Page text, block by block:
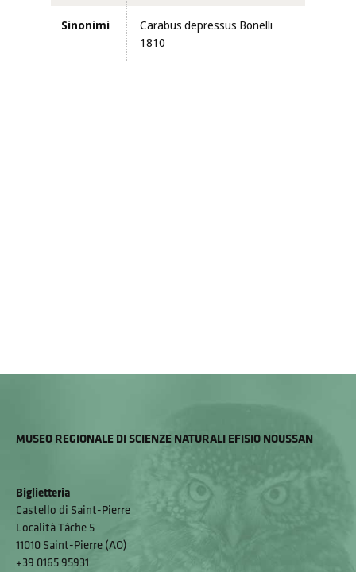
Sinonimi
Carabus depressus Bonelli
1810
MUSEO REGIONALE DI SCIENZE NATURALI EFISIO NOUSSAN
Biglietteria
Castello di Saint-Pierre
Località Tâche 5
11010 Saint-Pierre (AO)
+39 0165 95931